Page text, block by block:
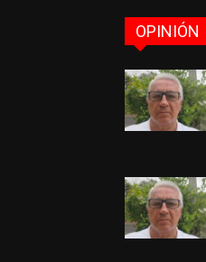
OPINIÓN